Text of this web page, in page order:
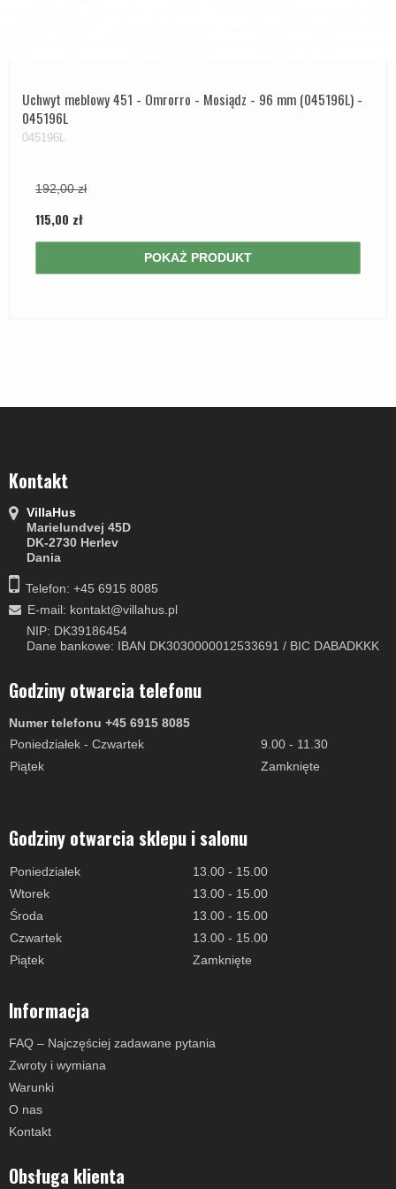
Uchwyt meblowy 451 - Omrorro - Mosiądz - 96 mm (045196L) -
045196L
045196L
192,00 zł
115,00 zł
POKAŻ PRODUKT
Kontakt
VillaHus
Marielundvej 45D
DK-2730 Herlev
Dania
Telefon: +45 6915 8085
E-mail: kontakt@villahus.pl
NIP: DK39186454
Dane bankowe: IBAN DK3030000012533691 / BIC DABADKKK
Godziny otwarcia telefonu
Numer telefonu +45 6915 8085
Poniedziałek - Czwartek
9.00 - 11.30
Piątek
Zamknięte
Godziny otwarcia sklepu i salonu
Poniedziałek
13.00 - 15.00
Wtorek
13.00 - 15.00
Środa
13.00 - 15.00
Czwartek
13.00 - 15.00
Piątek
Zamknięte
Informacja
FAQ – Najczęściej zadawane pytania
Zwroty i wymiana
Warunki
O nas
Kontakt
Obsługa klienta